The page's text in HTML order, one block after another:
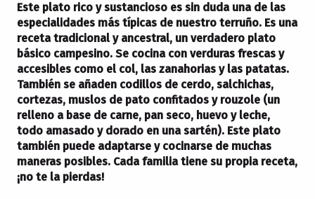
Este plato rico y sustancioso es sin duda una de las
especialidades más típicas de nuestro terruño. Es una
receta tradicional y ancestral, un verdadero plato
básico campesino. Se cocina con verduras frescas y
accesibles como el col, las zanahorias y las patatas.
También se añaden codillos de cerdo, salchichas,
cortezas, muslos de pato confitados y rouzole (un
relleno a base de carne, pan seco, huevo y leche,
todo amasado y dorado en una sartén). Este plato
también puede adaptarse y cocinarse de muchas
maneras posibles. Cada familia tiene su propia receta,
¡no te la pierdas!